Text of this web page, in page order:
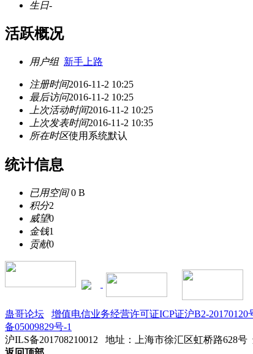
生日-
活跃概况
用户组 新手上路
注册时间2016-11-2 10:25
最后访问2016-11-2 10:25
上次活动时间2016-11-2 10:25
上次发表时间2016-11-2 10:35
所在时区使用系统默认
统计信息
已用空间0 B
积分2
威望0
金钱1
贡献0
蛊哥论坛 增值电信业务经营许可证ICP证沪B2-20170120
备05009829号-1
沪ILS备201708210012
地址：上海市徐汇区虹桥路628号